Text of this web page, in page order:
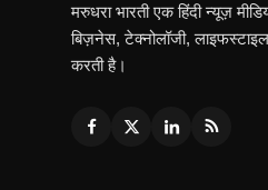
मरुधरा भारती एक हिंदी न्यूज़
बिज़नेस, टेक्नोलॉजी,
करती है।